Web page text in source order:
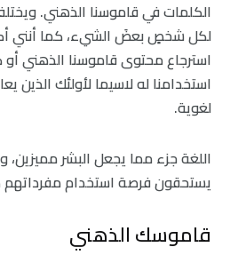
الكلمات في قاموسنا الذهني.
لكل شخصٍ بعضَ الشيء، كما أنني
استرجاع محتوى قاموسنا الذهني
استخدامنا له لاسيما لأولئك الذين
لغوية.
اللغة جزء مما يجعل البشر مميزين،
يستحقون فرصة استخدام مفرداتهم
قاموسك الذهني